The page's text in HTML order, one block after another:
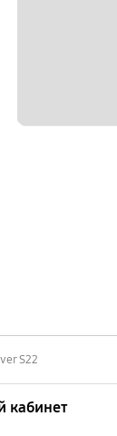
S22
кабинет